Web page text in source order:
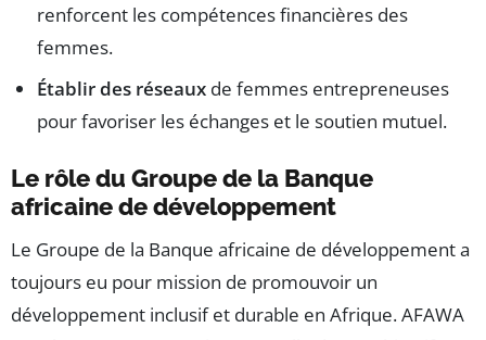
renforcent les compétences financières des
femmes.
Établir des réseaux de femmes entrepreneuses
pour favoriser les échanges et le soutien mutuel.
Le rôle du Groupe de la Banque
africaine de développement
Le Groupe de la Banque africaine de développement a
toujours eu pour mission de promouvoir un
développement inclusif et durable en Afrique. AFAWA